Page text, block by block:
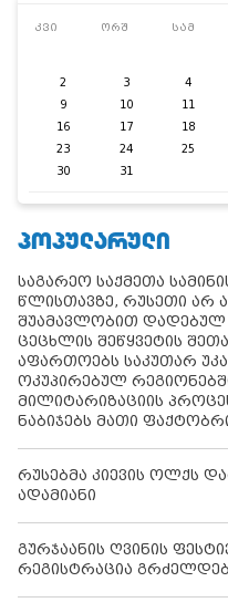
კვი ორშ სამ
2
3 4
9
10 11
16
17 18
23
24 25
30
31
ᲞᲝᲞᲣᲚᲐᲠᲣᲚᲘ
საგარეო საქმეთა
წლისთავზე, რუსეთი არ
შუამავლობით დადებულ
ცეცხლის შეწყვეტის
აფართოებს საკუთარ
ოკუპირებულ
მილიტარიზაციის
ნაბიჯებს მათი
რუსებმა კიევის ოლქს
ადამიანი
გურჯაანის ღვინის
რეგისტრაცია